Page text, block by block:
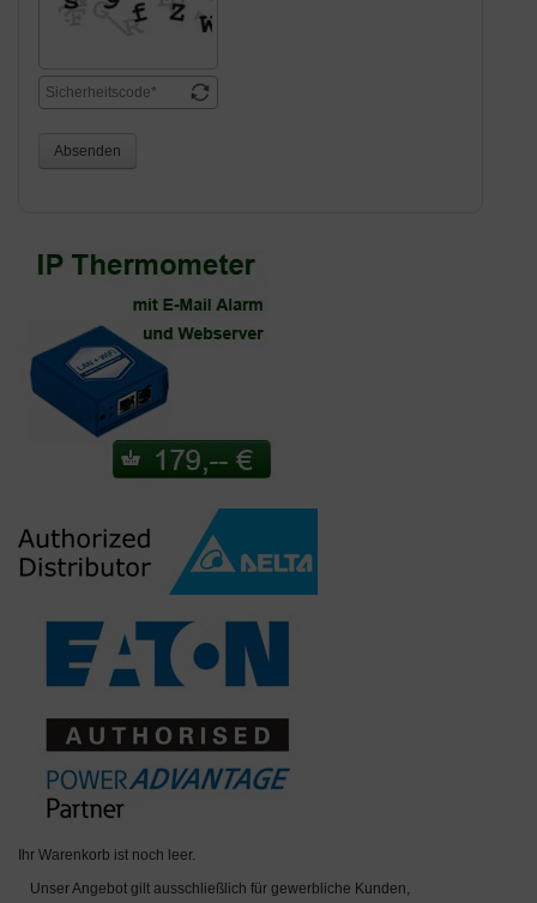
Absenden
Ihr Warenkorb ist noch leer.
Unser Angebot gilt ausschließlich für gewerbliche Kunden,